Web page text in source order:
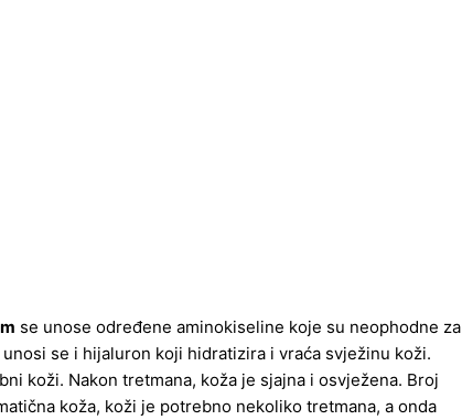
se unose određene aminokiseline koje su neophodne za
se i hijaluron koji hidratizira i vraća svježinu koži.
koži. Nakon tretmana, koža je sjajna i osvježena. Broj
koža, koži je potrebno nekoliko tretmana, a onda